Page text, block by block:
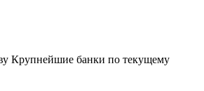
Крупнейшие банки по текущему